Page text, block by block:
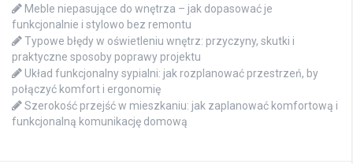
Meble niepasujące do wnętrza – jak dopasować je
funkcjonalnie i stylowo bez remontu
Typowe błędy w oświetleniu wnętrz: przyczyny, skutki i
praktyczne sposoby poprawy projektu
Układ funkcjonalny sypialni: jak rozplanować przestrzeń, by
połączyć komfort i ergonomię
Szerokość przejść w mieszkaniu: jak zaplanować komfortową i
funkcjonalną komunikację domową